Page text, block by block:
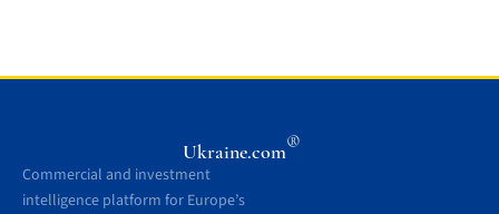
Ukraine.com®
Commercial and investment
intelligence platform for Europe’s